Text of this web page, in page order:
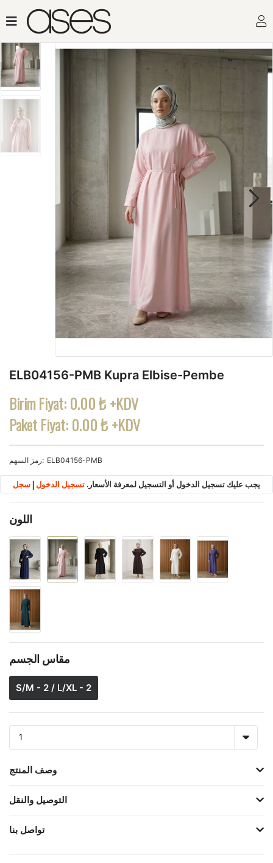
ELB04156-PMB Kupra Elbise-Pembe
Birim Fiyat:0.00 ₺ +KDV
Paket Fiyat:0.00 ₺ +KDV
رمز السهم ELB04156-PMB
يجب عليك تسجيل الدخول أو التسجيل لمعرفة الأسعار. تسجيل الدخول | سجل
اللون
مقاس الجسم
S/M - 2 / L/XL - 2
وصف المنتج
التوصيل والنقل
تواصل بنا